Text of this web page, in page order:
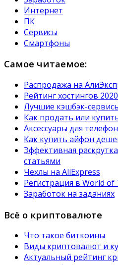
Интернет
ПК
Сервисы
Смартфоны
Самое читаемое:
Распродажа на
Рейтинг хостингов 2020
Лучшие кэшбэк-
Как продать или
Аксессуары для
Как купить айфон
Эффективная
статьями
Чехлы на AliExpress
Регистрация в World of
Заработок на заданиях
Всё о криптовалюте
Что такое биткоины
Виды криптовалют и
Актуальный рейтинг